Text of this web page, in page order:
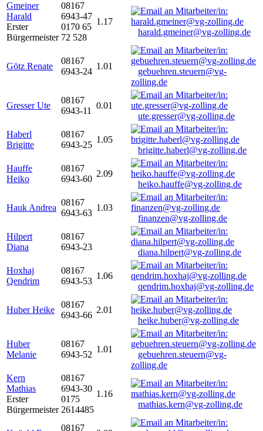
Gmeiner
Harald
Erster
Bürgermeister
08167
6943-47
0170 65
72 528
1.17
harald.gmeiner@vg-zolling.de
Götz Renate
08167
6943-24
1.01
gebuehren.steuern@vg-
zolling.de
Gresser Ute
08167
6943-11
0.01
ute.gresser@vg-zolling.de
Haberl
Brigitte
08167
6943-25
1.05
brigitte.haberl@vg-zolling.de
Hauffe
Heiko
08167
6943-60
2.09
heiko.hauffe@vg-zolling.de
Hauk Andrea
08167
6943-63
1.03
finanzen@vg-zolling.de
Hilpert
Diana
08167
6943-23
diana.hilpert@vg-zolling.de
Hoxhaj
Qendrim
08167
6943-53
1.06
qendrim.hoxhaj@vg-zolling.de
Huber Heike
08167
6943-66
2.01
heike.huber@vg-zolling.de
Huber
Melanie
08167
6943-52
1.01
gebuehren.steuern@vg-
zolling.de
Kern
Mathias
Erster
Bürgermeister
08167
6943-30
0175
2614485
1.16
mathias.kern@vg-zolling.de
08167